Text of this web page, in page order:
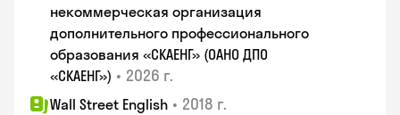
некоммерческая организация
дополнительного профессионального
образования «СКАЕНГ» (ОАНО ДПО
«СКАЕНГ») • 2026 г.
Wall Street English • 2018 г.